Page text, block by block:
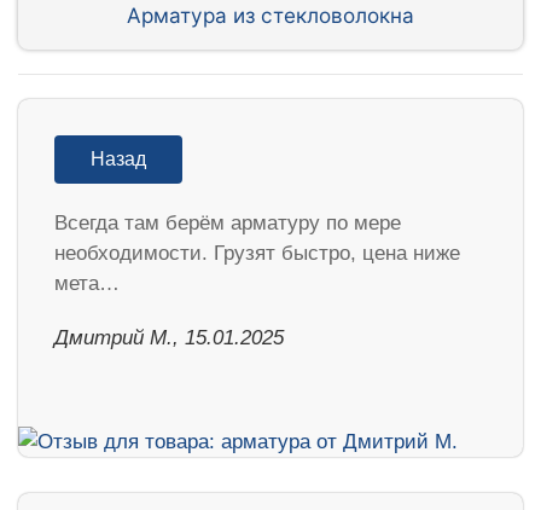
Арматура из стекловолокна
Назад
Всегда там берём арматуру по мере
необходимости. Грузят быстро, цена ниже
мета…
Дмитрий М., 15.01.2025